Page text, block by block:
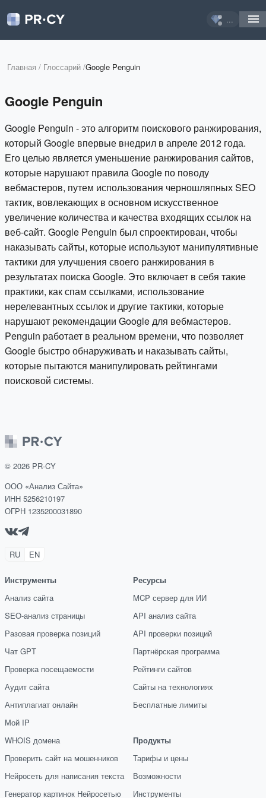
...
Главная / Глоссарий /Google Penguin
Google Penguin
Google Penguin - это алгоритм поискового ранжирования,
который Google впервые внедрил в апреле 2012 года.
Его целью является уменьшение ранжирования сайтов,
которые нарушают правила Google по поводу
вебмастеров, путем использования черношляпных SEO
тактик, вовлекающих в основном искусственное
увеличение количества и качества входящих ссылок на
веб-сайт. Google Penguin был спроектирован, чтобы
наказывать сайты, которые используют манипулятивные
тактики для улучшения своего ранжирования в
результатах поиска Google. Это включает в себя такие
практики, как спам ссылками, использование
нерелевантных ссылок и другие тактики, которые
нарушают рекомендации Google для вебмастеров.
Penguin работает в реальном времени, что позволяет
Google быстро обнаруживать и наказывать сайты,
которые пытаются манипулировать рейтингами
поисковой системы.
© 2026 PR-CY
ООО «Анализ Сайта»
ИНН 5256210197
ОГРН 1235200031890
RU EN
Инструменты
Анализ сайта
SEO-анализ страницы
Разовая проверка позиций
Чат GPT
Проверка посещаемости
Аудит сайта
Антиплагиат онлайн
Мой IP
WHOIS домена
Проверить сайт на мошенников
Нейросеть для написания текста
Генератор картинок Нейросетью
Ресурсы
MCP сервер для ИИ
API анализ сайта
API проверки позиций
Партнёрская программа
Рейтинги сайтов
Сайты на технологиях
Бесплатные лимиты
Продукты
Тарифы и цены
Возможности
Инструменты